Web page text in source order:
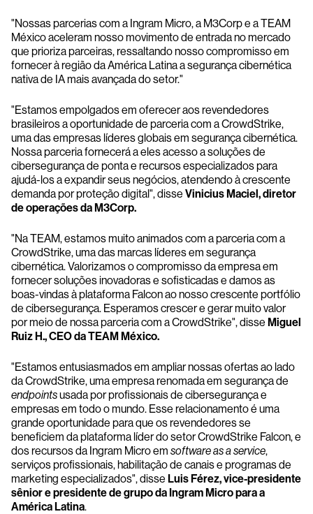
"Nossas parcerias com a Ingram Micro, a M3Corp e a TEAM
México aceleram nosso movimento de entrada no mercado
que prioriza parceiras, ressaltando nosso compromisso em
fornecer à região da América Latina a segurança cibernética
nativa de IA mais avançada do setor."
"Estamos empolgados em oferecer aos revendedores
brasileiros a oportunidade de parceria com a CrowdStrike,
uma das empresas líderes globais em segurança cibernética.
Nossa parceria fornecerá a eles acesso a soluções de
cibersegurança de ponta e recursos especializados para
ajudá-los a expandir seus negócios, atendendo à crescente
demanda por proteção digital", disse Vinicius Maciel, diretor
de operações da M3Corp.
"Na TEAM, estamos muito animados com a parceria com a
CrowdStrike, uma das marcas líderes em segurança
cibernética. Valorizamos o compromisso da empresa em
fornecer soluções inovadoras e sofisticadas e damos as
boas-vindas à plataforma Falcon ao nosso crescente portfólio
de cibersegurança. Esperamos crescer e gerar muito valor
por meio de nossa parceria com a CrowdStrike", disse Miguel
Ruiz H., CEO da TEAM México.
"Estamos entusiasmados em ampliar nossas ofertas ao lado
da CrowdStrike, uma empresa renomada em segurança de
endpointsusada por profissionais de cibersegurança e
empresas em todo o mundo. Esse relacionamento é uma
grande oportunidade para que os revendedores se
beneficiem da plataforma líder do setor CrowdStrike Falcon, e
dos recursos da Ingram Micro em software as a service,
serviços profissionais, habilitação de canais e programas de
marketing especializados", disse Luis Férez, vice-presidente
sênior e presidente de grupo da Ingram Micro para a
América Latina.